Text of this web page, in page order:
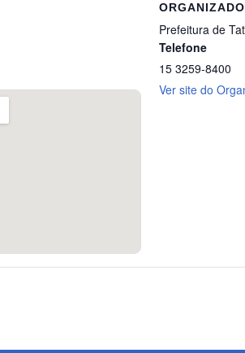
Prefeitura de
Telefone
15 3259-8400
Ver site do